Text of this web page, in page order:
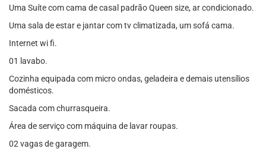
Uma Suíte com cama de casal padrão Queen size, ar condicionado.
Uma sala de estar e jantar com tv climatizada, um sofá cama.
Internet wi fi.
01 lavabo.
Cozinha equipada com micro ondas, geladeira e demais utensílios
domésticos.
Sacada com churrasqueira.
Área de serviço com máquina de lavar roupas.
02 vagas de garagem.